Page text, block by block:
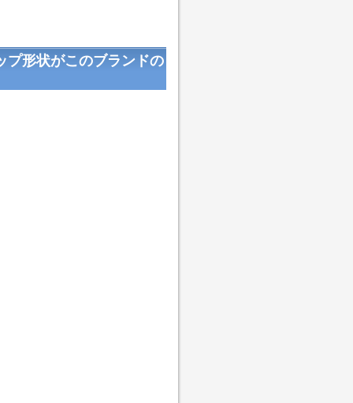
形状がこのブランドの